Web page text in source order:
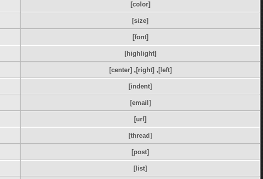
[color]
[size]
[font]
[highlight]
[left]
,
[right]
,
[center]
[indent]
[email]
[url]
[thread]
[post]
[list]